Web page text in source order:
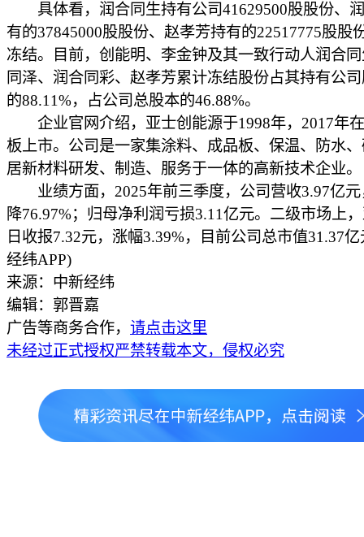
具体看，润合同生持有公司41629500股股份、
有的37845000股股份、赵孝芳持有的22517775股股
冻结。目前，创能明、李金钟及其一致行动人润合
同泽、润合同彩、赵孝芳累计冻结股份占其持有公
的88.11%，占公司总股本的46.88%。
企业官网介绍，亚士创能源于1998年，2017年
板上市。公司是一家集涂料、成品板、保温、防水
居新材料研发、制造、服务于一体的高新技术企业。
业绩方面，2025年前三季度，公司营收3.97亿元
降76.97%；归母净利润亏损3.11亿元。二级市场上
日收报7.32元，涨幅3.39%，目前公司总市值31.37
经纬APP)
来源：中新经纬
编辑：郭晋嘉
广告等商务合作， 请点击这里
未经过正式授权严禁转载本文，侵权必究